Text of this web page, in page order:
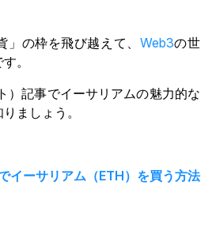
の枠を飛び越えて、 Web3の世
。
）記事でイーサリアムの魅力的な
ましょう。
イーサリアム（ETH）を買う方法